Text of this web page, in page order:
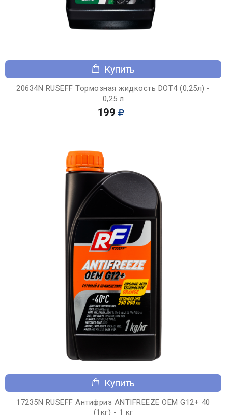
Купить
20634N RUSEFF Тормозная жидкость DOT4 (0,25л) -
0,25 л
199
Купить
17235N RUSEFF Антифриз ANTIFREEZE OEM G12+ 40
(1кг) - 1 кг